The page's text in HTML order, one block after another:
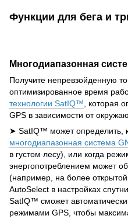
Функции для бега и
Многодиапазонная
Получите непревзойденную
оптимизированное время
технологии SatIQ™, которая
GPS в зависимости от
➤ SatIQ™ может определить,
многодиапазонная система
в густом лесу), или когда
энергопотреблением может
(например, на более
AutoSelect в настройках
SatIQ™ сможет
режимами GPS, чтобы